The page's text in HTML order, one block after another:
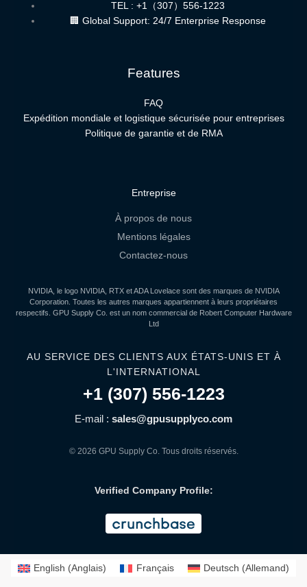
TEL : +1（307）556-1223
🏢 Global Support: 24/7 Enterprise Response
Features
FAQ
Expédition mondiale et logistique sécurisée pour entreprises
Politique de garantie et de RMA
Entreprise
À propos de nous
Mentions légales
Contactez-nous
NVIDIA, le logo NVIDIA, RTX et ADA Lovelace sont des marques de NVIDIA
Corporation. Toutes les autres marques appartiennent à leurs propriétaires
respectifs. GPU Supply Co. est un nom commercial de Robert Computer Hardware
Ltd
AU SERVICE DES CLIENTS AUX ÉTATS-UNIS ET À
L'INTERNATIONAL
+1 (307) 556-1223
E-mail : sales@gpusupplyco.com
© 2026 GPU Supply Co. Tous droits réservés.
Verified Company Profile:
English (Anglais) Français Deutsch (Allemand)